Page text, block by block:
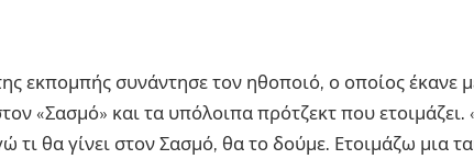
εκπομπής συνάντησε τον ηθοποιό, ο οποίος έκανε
«Σασμό» και τα υπόλοιπα πρότζεκτ που
τι θα γίνει στον Σασμό, θα το δούμε. Ετοιμάζω μια